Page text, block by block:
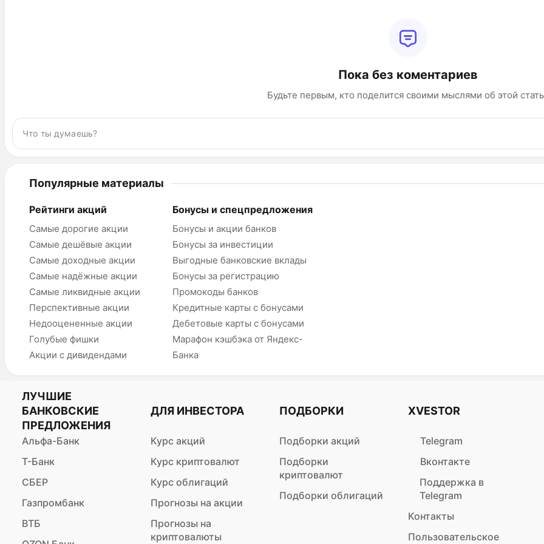
Пока без коментариев
Будьте первым, кто поделится своими мыслями об этой
Популярные материалы
Рейтинги акций
Самые дорогие акции
Самые дешёвые акции
Самые доходные акции
Самые надёжные акции
Самые ликвидные акции
Перспективные акции
Недооцененные акции
Голубые фишки
Акции с дивидендами
Бонусы и спецпредложения
Бонусы и акции банков
Бонусы за инвестиции
Выгодные банковские вклады
Бонусы за регистрацию
Промокоды банков
Кредитные карты с бонусами
Дебетовые карты с бонусами
Марафон кэшбэка от Яндекс-
Банка
ЛУЧШИЕ
БАНКОВСКИЕ
ПРЕДЛОЖЕНИЯ
Альфа-Банк
Т-Банк
СБЕР
Газпромбанк
ВТБ
ДЛЯ ИНВЕСТОРА
Курс акций
Курс криптовалют
Курс облигаций
Прогнозы на акции
Прогнозы на
криптовалюты
ПОДБОРКИ
Подборки акций
Подборки
криптовалют
Подборки облигаций
XVESTOR
Telegram
Вконтакте
Поддержка в
Telegram
Контакты
Пользовательское